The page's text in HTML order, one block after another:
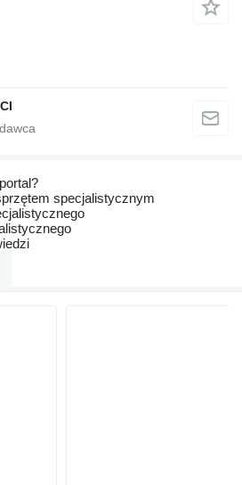
specjalistycznym